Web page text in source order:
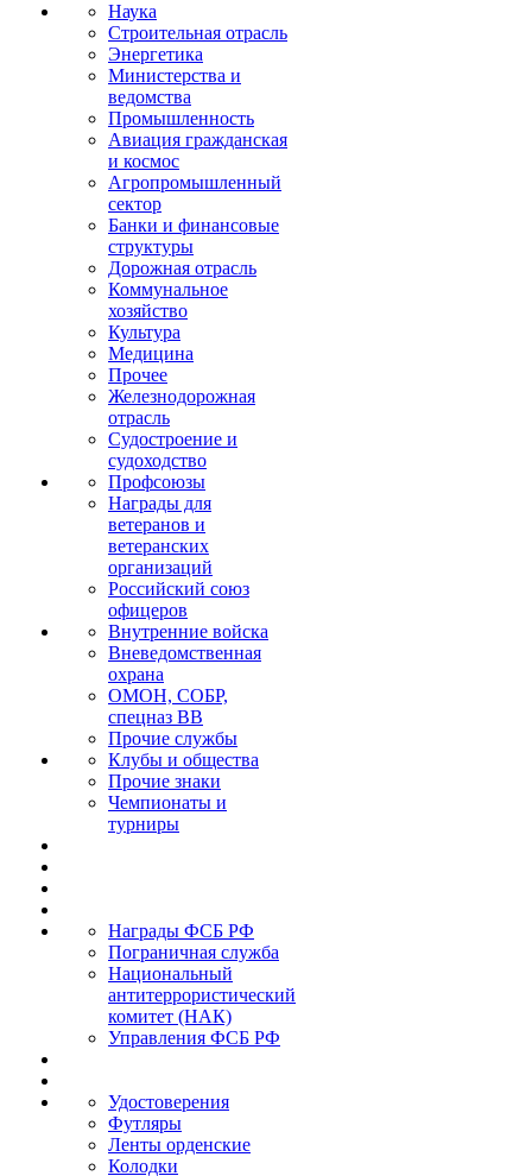
Наука
Строительная отрасль
Энергетика
Министерства и
ведомства
Промышленность
Авиация гражданская
и космос
Агропромышленный
сектор
Банки и финансовые
структуры
Дорожная отрасль
Коммунальное
хозяйство
Культура
Медицина
Прочее
Железнодорожная
отрасль
Судостроение и
судоходство
Профсоюзы
Награды для
ветеранов и
ветеранских
организаций
Российский союз
офицеров
Внутренние войска
Вневедомственная
охрана
ОМОН, СОБР,
спецназ ВВ
Прочие службы
Клубы и общества
Прочие знаки
Чемпионаты и
турниры
Награды ФСБ РФ
Пограничная служба
Национальный
антитеррористический
комитет (НАК)
Управления ФСБ РФ
Удостоверения
Футляры
Ленты орденские
Колодки